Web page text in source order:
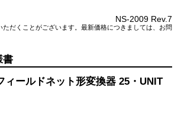
NS-2009 Rev.7
だくことがございます。最新価格につきましては、お問
ィールドネット形変換器 25・UNIT